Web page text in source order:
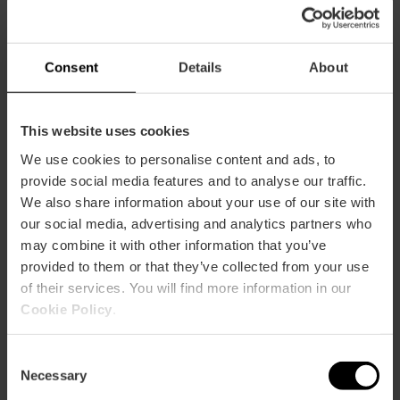
Consent Details About
This website uses cookies
We use cookies to personalise content and ads, to
provide social media features and to analyse our traffic.
We also share information about your use of our site with
our social media, advertising and analytics partners who
may combine it with other information that you’ve
provided to them or that they’ve collected from your use
of their services. You will find more information in our
Cookie Policy
Selection
Necessary
17. Mai: von 10:00 bis 24:00 Uhr.
24. und 31. Dezember: 10:00 bis 14:00 Uhr.
Geschlossen: 25. Dezember, 1. und 6. Januar.
Tickets
Montags geschlossen
Wie komme ich an?
Bus